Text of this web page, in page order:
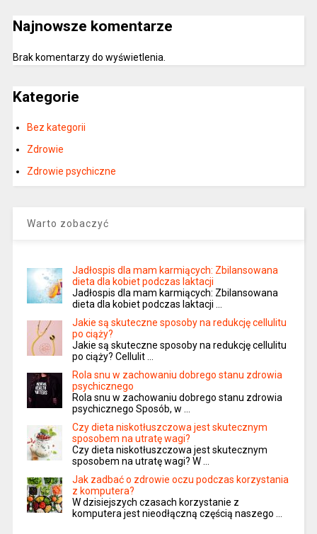
Najnowsze komentarze
Brak komentarzy do wyświetlenia.
Kategorie
Bez kategorii
Zdrowie
Zdrowie psychiczne
Warto zobaczyć
Jadłospis dla mam karmiących: Zbilansowana
dieta dla kobiet podczas laktacji
Jadłospis dla mam karmiących: Zbilansowana
dieta dla kobiet podczas laktacji …
Jakie są skuteczne sposoby na redukcję cellulitu
po ciąży?
Jakie są skuteczne sposoby na redukcję cellulitu
po ciąży? Cellulit …
Rola snu w zachowaniu dobrego stanu zdrowia
psychicznego
Rola snu w zachowaniu dobrego stanu zdrowia
psychicznego Sposób, w …
Czy dieta niskotłuszczowa jest skutecznym
sposobem na utratę wagi?
Czy dieta niskotłuszczowa jest skutecznym
sposobem na utratę wagi? W …
Jak zadbać o zdrowie oczu podczas korzystania
z komputera?
W dzisiejszych czasach korzystanie z
komputera jest nieodłączną częścią naszego …